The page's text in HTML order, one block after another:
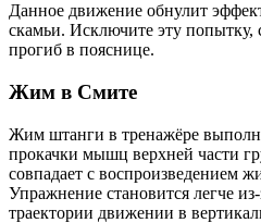
Данное движение обнулит
скамьи. Исключите эту попытку,
прогиб в пояснице.
Жим в Смите
Жим штанги в тренажёре
прокачки мышц верхней части
совпадает с воспроизведением
Упражнение становится легче
траектории движении в